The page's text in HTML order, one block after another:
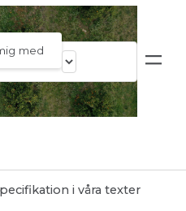
i våra texter